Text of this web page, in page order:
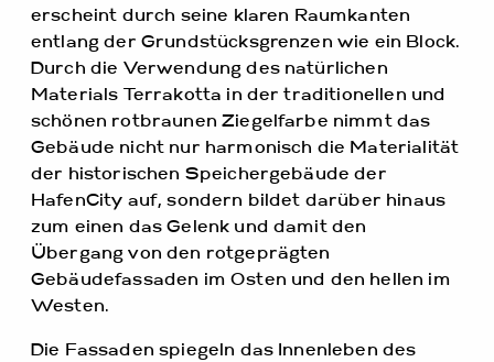
erscheint durch seine klaren Raumkanten
entlang der Grundstücksgrenzen wie ein Block.
Durch die Verwendung des natürlichen
Materials Terrakotta in der traditionellen und
schönen rotbraunen Ziegelfarbe nimmt das
Gebäude nicht nur harmonisch die Materialität
der historischen Speichergebäude der
HafenCity auf, sondern bildet darüber hinaus
zum einen das Gelenk und damit den
Übergang von den rotgeprägten
Gebäudefassaden im Osten und den hellen im
Westen.
Die Fassaden spiegeln das Innenleben des